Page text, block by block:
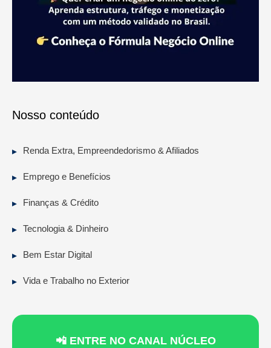
Nosso conteúdo
Renda Extra, Empreendedorismo & Afiliados
Emprego e Benefícios
Finanças & Crédito
Tecnologia & Dinheiro
Bem Estar Digital
Vida e Trabalho no Exterior
📲 ENTRE NO CANAL NÚCLEO